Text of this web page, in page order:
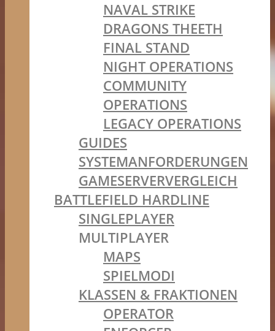
NAVAL STRIKE
DRAGONS THEETH
FINAL STAND
NIGHT OPERATIONS
COMMUNITY
OPERATIONS
LEGACY OPERATIONS
GUIDES
SYSTEMANFORDERUNGEN
GAMESERVERVERGLEICH
BATTLEFIELD HARDLINE
SINGLEPLAYER
MULTIPLAYER
MAPS
SPIELMODI
KLASSEN & FRAKTIONEN
OPERATOR